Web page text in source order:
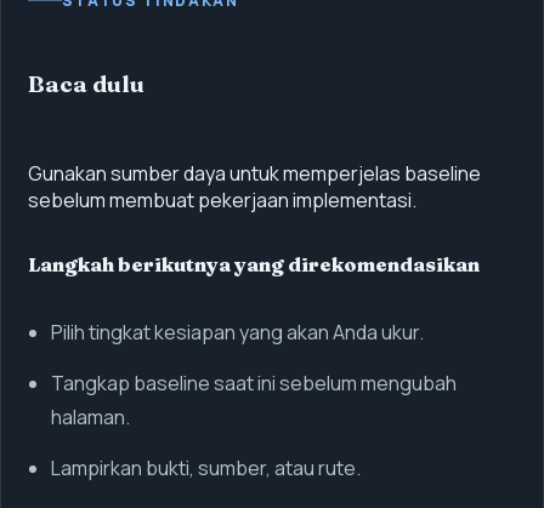
Baca dulu
Gunakan sumber daya untuk memperjelas baseline
sebelum membuat pekerjaan implementasi.
Langkah berikutnya yang direkomendasikan
Pilih tingkat kesiapan yang akan Anda ukur.
Tangkap baseline saat ini sebelum mengubah
halaman.
Lampirkan bukti, sumber, atau rute.